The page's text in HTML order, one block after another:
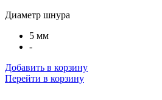
Диаметр шнура
5 мм
-
Добавить в корзину
Перейти в корзину